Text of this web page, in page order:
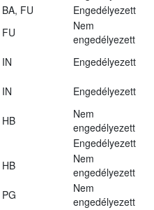
BA, FU
Engedélyezett
FU
Nem
engedélyezett
IN
Engedélyezett
IN Engedélyezett
HB
Nem
engedélyezett
Engedélyezett
HB
Nem
engedélyezett
PG
Nem
engedélyezett